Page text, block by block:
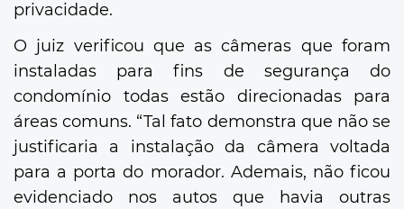
privacidade.
O juiz verificou que as câmeras que foram
instaladas para fins de segurança do
condomínio todas estão direcionadas para
áreas comuns. “Tal fato demonstra que não se
justificaria a instalação da câmera voltada
para a porta do morador. Ademais, não ficou
evidenciado nos autos que havia outras